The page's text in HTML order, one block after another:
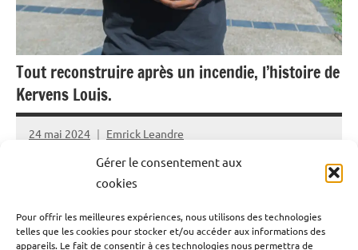
Gérer le consentement aux
cookies
Pour offrir les meilleures expériences, nous utilisons des technologies
telles que les cookies pour stocker et/ou accéder aux informations des
appareils. Le fait de consentir à ces technologies nous permettra de
Tout reconstruire après un incendie, l’histoire de
Kervens Louis.
24 mai 2024 Emrick Leandre
Le dimanche 5 mai 2024, un incendie est déclaré à la rue
l’intervention des pompiers, six bâtiments sont détruits
et de soldats du feu son blessés. Kervens Louis, un